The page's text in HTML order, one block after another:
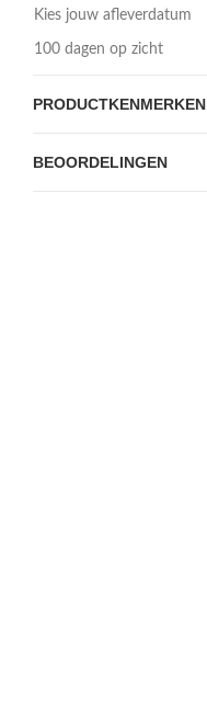
Kies jouw afleverdatum
100 dagen op zicht
PRODUCTKENMERKEN
BEOORDELINGEN